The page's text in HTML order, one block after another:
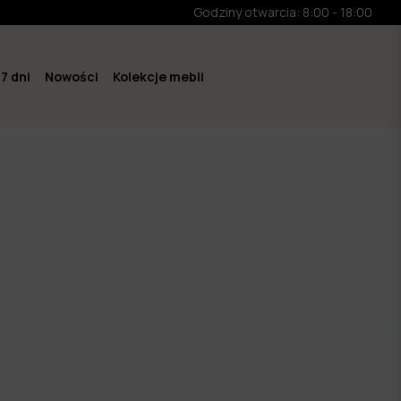
Godziny otwarcia: 8:00 - 18:00
dni Nowości Kolekcje mebli